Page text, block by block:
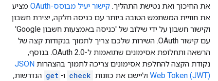
את החיכוך ואת נטישת התהליך. קישור יעיל מבוסס-OAuth
מציע
את חוויית המשתמש הטובה ביותר עם כניסה חלקה, יצירת חשבון
וקישור חשבון על ידי שילוב של 'כניסה באמצעות חשבון Google'
עם קישור OAuth. השירות שלכם צריך לתמוך בנקודות קצה של
הרשאה ותחלופת אסימונים שתואמות ל-OAuth 2.0. בנוסף,
נקודת הקצה להחלפת אסימונים צריכה לתמוך בהצהרות JSON
Web Token (JWT) וליישם את כוונות check ו- get הנדרשות,